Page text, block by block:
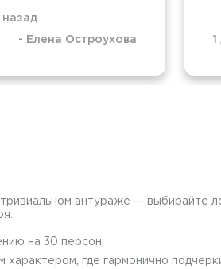
назад
- Елена Остроухова
антураже — выбирайте
на 30 персон;
характером, где гармонично